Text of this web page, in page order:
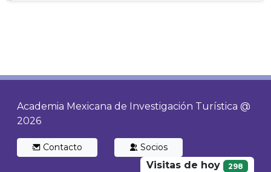
Academia Mexicana de Investigación Turística @
2026
Contacto Socios
Visitas de hoy 298